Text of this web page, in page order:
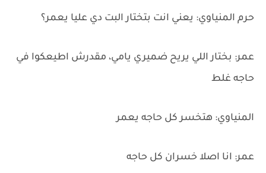
حرم المنياوي: يعني انت بتختار البت دي عليا يعمر؟
عمر: بختار اللي يريح ضميري يامي، مقدرش اطيعكوا في
حاجه غلط
المنياوي: هتخسر كل حاجه يعمر
عمر: انا اصلا خسران كل حاجه